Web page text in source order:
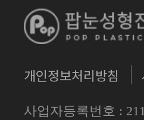
개인정보처리방침
사업자등록번호 :